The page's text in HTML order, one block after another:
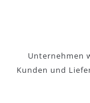
Unternehmen
Kunden und